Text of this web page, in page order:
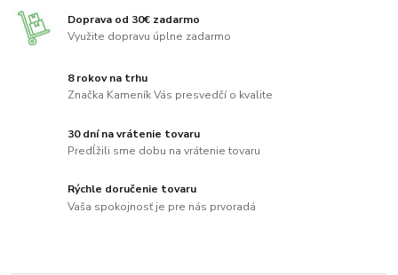
Doprava od 30€ zadarmo
Využite dopravu úplne zadarmo
8 rokov na trhu
Značka Kameník Vás presvedčí o kvalite
30 dní na vrátenie tovaru
Predĺžili sme dobu na vrátenie tovaru
Rýchle doručenie tovaru
Vaša spokojnosť je pre nás prvoradá